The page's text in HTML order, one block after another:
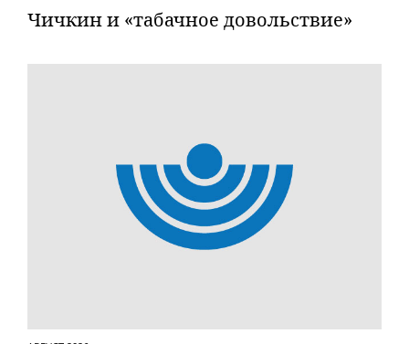
Чичкин и «табачное довольствие»